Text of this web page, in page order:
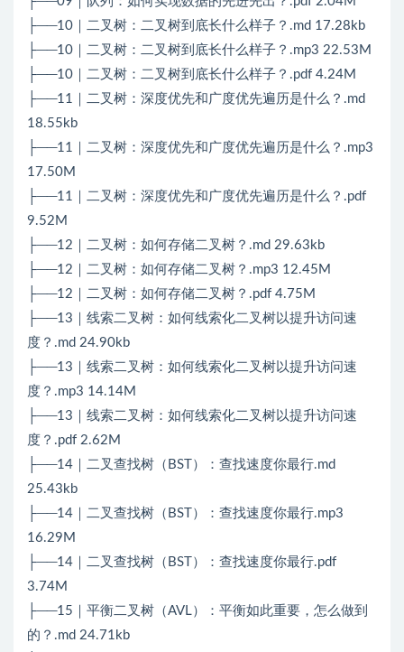
├──10｜二叉树：二叉树到底长什么样子？.md 17.28kb
├──10｜二叉树：二叉树到底长什么样子？.mp3 22.53M
├──10｜二叉树：二叉树到底长什么样子？.pdf 4.24M
├──11｜二叉树：深度优先和广度优先遍历是什么？.md
18.55kb
├──11｜二叉树：深度优先和广度优先遍历是什么？.mp3
17.50M
├──11｜二叉树：深度优先和广度优先遍历是什么？.pdf
9.52M
├──12｜二叉树：如何存储二叉树？.md 29.63kb
├──12｜二叉树：如何存储二叉树？.mp3 12.45M
├──12｜二叉树：如何存储二叉树？.pdf 4.75M
├──13｜线索二叉树：如何线索化二叉树以提升访问速
度？.md 24.90kb
├──13｜线索二叉树：如何线索化二叉树以提升访问速
度？.mp3 14.14M
├──13｜线索二叉树：如何线索化二叉树以提升访问速
度？.pdf 2.62M
├──14｜二叉查找树（BST）：查找速度你最行.md
25.43kb
├──14｜二叉查找树（BST）：查找速度你最行.mp3
16.29M
├──14｜二叉查找树（BST）：查找速度你最行.pdf
3.74M
├──15｜平衡二叉树（AVL）：平衡如此重要，怎么做到
的？.md 24.71kb